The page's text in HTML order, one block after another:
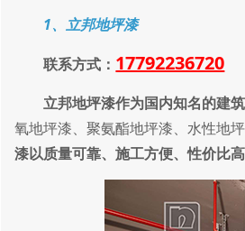
1、立邦地坪漆
联系方式： 17792236720
立邦地坪漆作为国内知名的建
氧地坪漆、聚氨酯地坪漆、水性地
漆以质量可靠、施工方便、性价比